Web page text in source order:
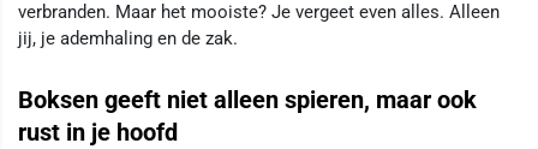
verbranden. Maar het mooiste? Je vergeet even alles. Alleen
jij, je ademhaling en de zak.
Boksen geeft niet alleen spieren, maar ook
rust in je hoofd